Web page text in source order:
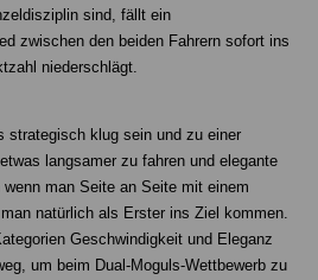
sind, fällt ein
zwischen den beiden Fahrern sofort ins
niederschlägt.
strategisch klug sein und zu einer
langsamer zu fahren und elegante
man Seite an Seite mit einem
natürlich als Erster ins Ziel kommen.
Geschwindigkeit und Eleganz
um beim Dual-Moguls-Wettbewerb zu